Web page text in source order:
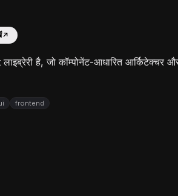
↗
है, जो कॉम्पोनेंट-आधारित आर्किटेक्चर
frontend